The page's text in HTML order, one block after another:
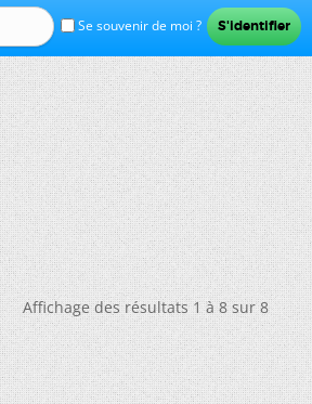
Se souvenir de moi ?
Affichage des résultats 1 à 8 sur 8